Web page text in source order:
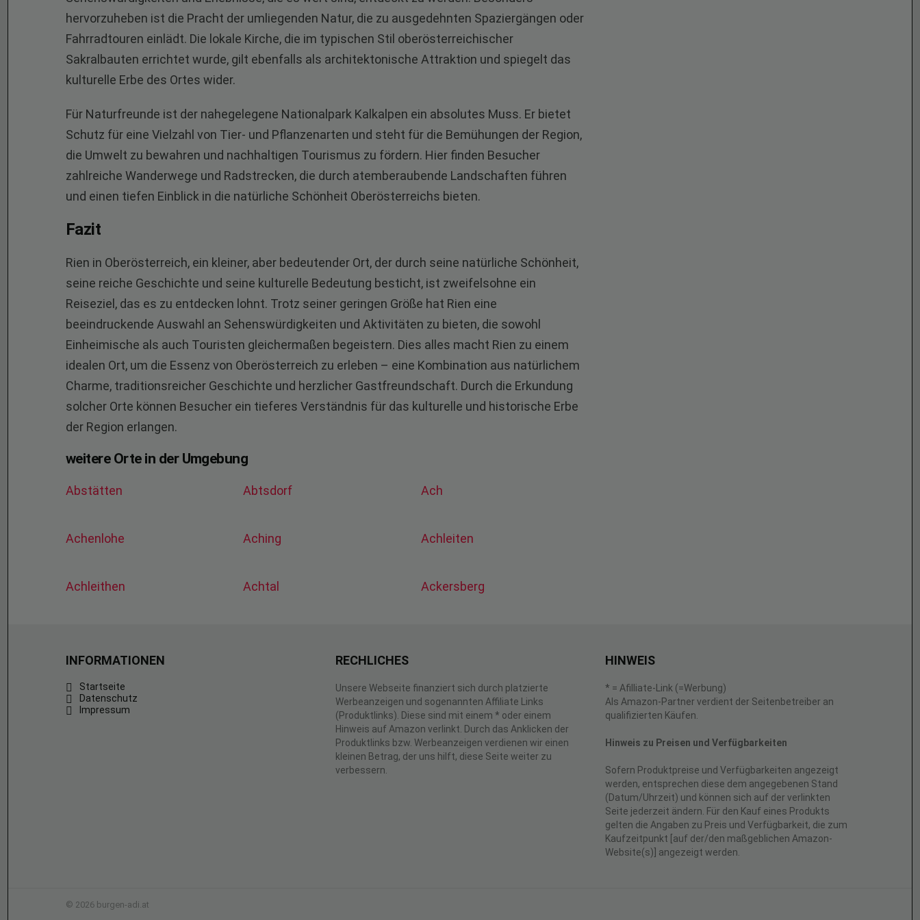
hervorzuheben ist die Pracht der umliegenden Natur, die zu ausgedehnten Spaziergängen oder
Fahrradtouren einlädt. Die lokale Kirche, die im typischen Stil oberösterreichischer
Sakralbauten errichtet wurde, gilt ebenfalls als architektonische Attraktion und spiegelt das
kulturelle Erbe des Ortes wider.
Für Naturfreunde ist der nahegelegene Nationalpark Kalkalpen ein absolutes Muss. Er bietet
Schutz für eine Vielzahl von Tier- und Pflanzenarten und steht für die Bemühungen der Region,
die Umwelt zu bewahren und nachhaltigen Tourismus zu fördern. Hier finden Besucher
zahlreiche Wanderwege und Radstrecken, die durch atemberaubende Landschaften führen
und einen tiefen Einblick in die natürliche Schönheit Oberösterreichs bieten.
Fazit
Rien in Oberösterreich, ein kleiner, aber bedeutender Ort, der durch seine natürliche Schönheit,
seine reiche Geschichte und seine kulturelle Bedeutung besticht, ist zweifelsohne ein
Reiseziel, das es zu entdecken lohnt. Trotz seiner geringen Größe hat Rien eine
beeindruckende Auswahl an Sehenswürdigkeiten und Aktivitäten zu bieten, die sowohl
Einheimische als auch Touristen gleichermaßen begeistern. Dies alles macht Rien zu einem
idealen Ort, um die Essenz von Oberösterreich zu erleben – eine Kombination aus natürlichem
Charme, traditionsreicher Geschichte und herzlicher Gastfreundschaft. Durch die Erkundung
solcher Orte können Besucher ein tieferes Verständnis für das kulturelle und historische Erbe
der Region erlangen.
weitere Orte in der Umgebung
Abstätten Abtsdorf Ach
Achenlohe Aching Achleiten
Achleithen Achtal Ackersberg
INFORMATIONEN
Startseite
Datenschutz
Impressum
RECHLICHES
Unsere Webseite finanziert sich durch platzierte
Werbeanzeigen und sogenannten Affiliate Links
(Produktlinks). Diese sind mit einem * oder einem
Hinweis auf Amazon verlinkt. Durch das Anklicken der
Produktlinks bzw. Werbeanzeigen verdienen wir einen
kleinen Betrag, der uns hilft, diese Seite weiter zu
verbessern.
HINWEIS
* = Afilliate-Link (=Werbung)
Als Amazon-Partner verdient der Seitenbetreiber an
qualifizierten Käufen.
Hinweis zu Preisen und Verfügbarkeiten
Sofern Produktpreise und Verfügbarkeiten angezeigt
werden, entsprechen diese dem angegebenen Stand
(Datum/Uhrzeit) und können sich auf der verlinkten
Seite jederzeit ändern. Für den Kauf eines Produkts
gelten die Angaben zu Preis und Verfügbarkeit, die zum
Kaufzeitpunkt [auf der/den maßgeblichen Amazon-
Website(s)] angezeigt werden.
© 2026 burgen-adi.at